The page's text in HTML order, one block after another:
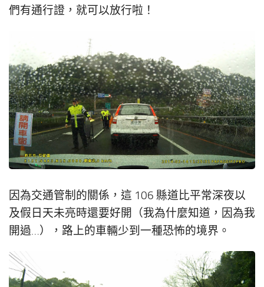
們有通行證，就可以放行啦！
因為交通管制的關係，這 106 縣道比平常深夜以
及假日天未亮時還要好開（我為什麼知道，因為我
開過…），路上的車輛少到一種恐怖的境界。